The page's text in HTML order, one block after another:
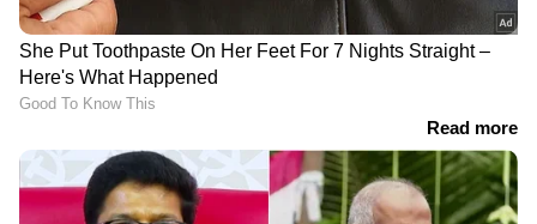
സ്ത്രീ ആരോഗ്യ സംരക്ഷണത്തിൽ
രാജ്യത്ത് മാതൃകയാകാൻ
കര്‍ണാടക; 'ഋതുതാരെ' പദ്ധതി
നിർത്തിയിട്ട കാർ കത്തിച്ചു,
യുവതിയുടെ മേൽ